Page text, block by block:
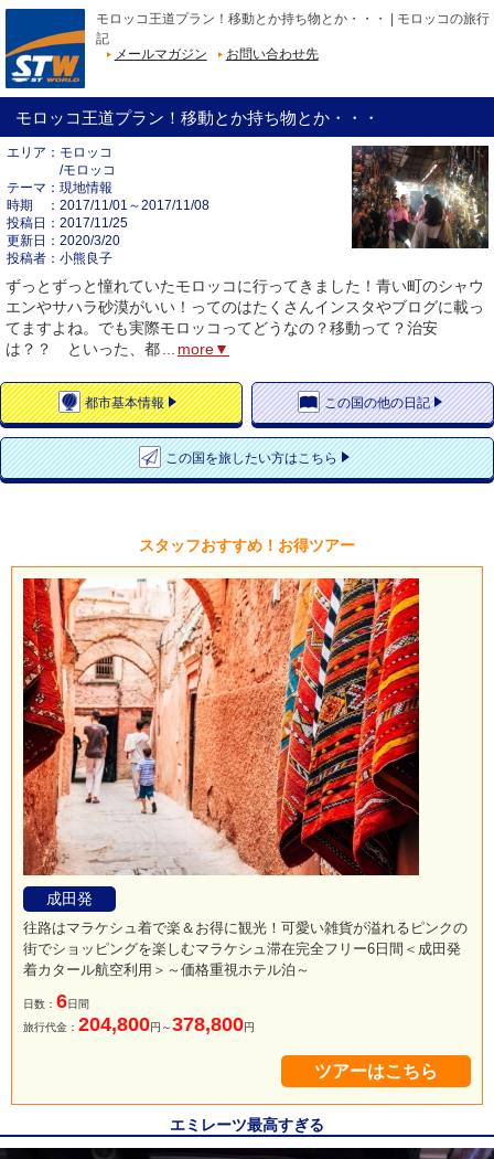
モロッコ王道プラン！移動とか持ち物とか・・・ | モロッコの旅行
記
メールマガジン
お問い合わせ先
モロッコ王道プラン！移動とか持ち物とか・・・
エリア
モロッコ
/モロッコ
テーマ
現地情報
時期
2017/11/01～2017/11/08
投稿日
2017/11/25
更新日
2020/3/20
投稿者
小熊良子
ずっとずっと憧れていたモロッコに行ってきました！青い町のシャウ
エンやサハラ砂漠がいい！ってのはたくさんインスタやブログに載っ
てますよね。でも実際モロッコってどうなの？移動って？治安
は？？ といった、都
more▼
都市基本情報 この国の他の日記
この国を旅したい方はこちら
スタッフおすすめ！お得ツアー
成田発
往路はマラケシュ着で楽＆お得に観光！可愛い雑貨が溢れるピンクの
街でショッピングを楽しむマラケシュ滞在完全フリー6日間＜成田発
着カタール航空利用＞～価格重視ホテル泊～
日数： 6日間
旅行代金： 204,800円～378,800円
ツアーはこちら
エミレーツ最高すぎる